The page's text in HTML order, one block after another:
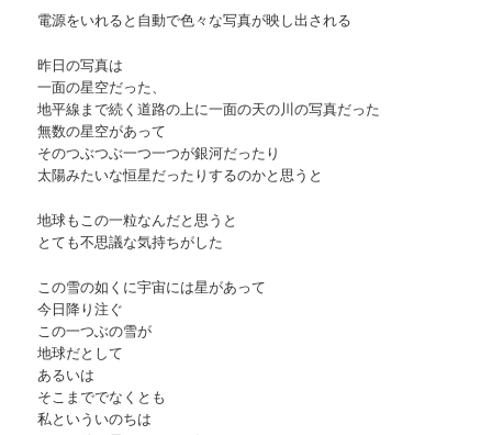
電源をいれると自動で色々な写真が映し出される
昨日の写真は
一面の星空だった、
地平線まで続く道路の上に一面の天の川の写真だった
無数の星空があって
そのつぶつぶ一つ一つが銀河だったり
太陽みたいな恒星だったりするのかと思うと
地球もこの一粒なんだと思うと
とても不思議な気持ちがした
この雪の如くに宇宙には星があって
今日降り注ぐ
この一つぶの雪が
地球だとして
あるいは
そこまででなくとも
私といういのちは